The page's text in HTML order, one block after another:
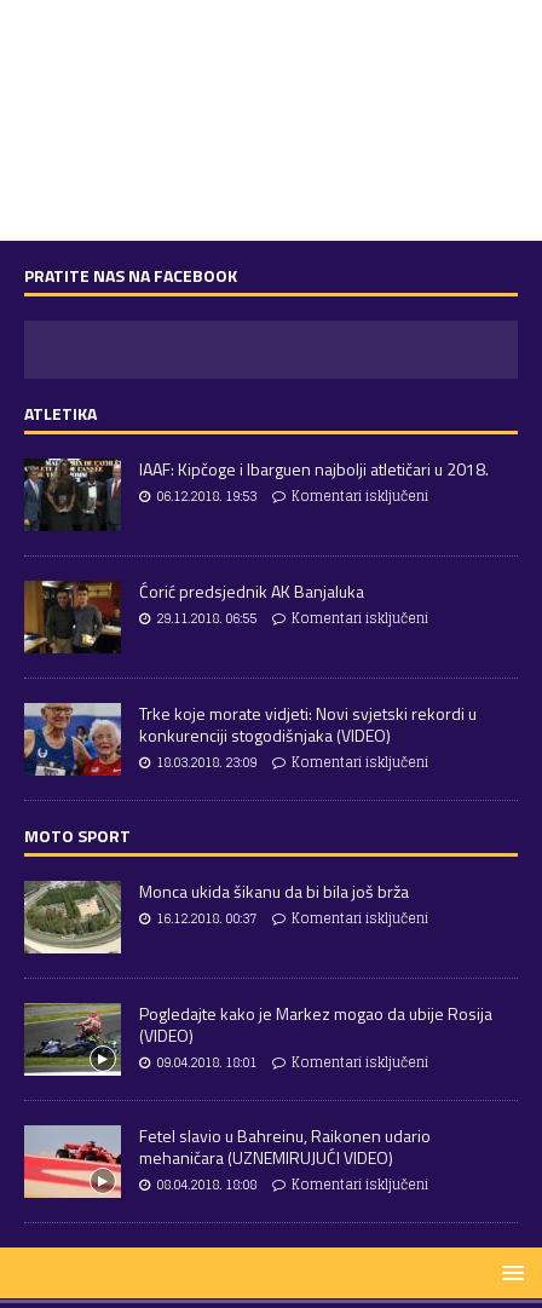
PRATITE NAS NA FACEBOOK
ATLETIKA
IAAF: Kipčoge i Ibarguen najbolji atletičari u 2018.
06.12.2018. 19:53 Komentari isključeni
Ćorić predsjednik AK Banjaluka
29.11.2018. 06:55 Komentari isključeni
Trke koje morate vidjeti: Novi svjetski rekordi u
konkurenciji stogodišnjaka (VIDEO)
18.03.2018. 23:09 Komentari isključeni
MOTO SPORT
Monca ukida šikanu da bi bila još brža
16.12.2018. 00:37 Komentari isključeni
Pogledajte kako je Markez mogao da ubije Rosija
(VIDEO)
09.04.2018. 18:01 Komentari isključeni
Fetel slavio u Bahreinu, Raikonen udario
mehaničara (UZNEMIRUJUĆI VIDEO)
08.04.2018. 18:08 Komentari isključeni